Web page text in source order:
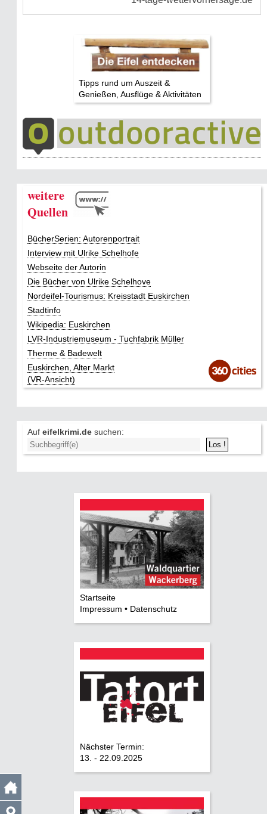
Tipps rund um Auszeit &
Genießen, Ausflüge & Aktivitäten
weitere
Quellen
BücherSerien: Autorenportrait
Interview mit Ulrike Schelhofe
Webseite der Autorin
Die Bücher von Ulrike Schelhove
Nordeifel-Tourismus: Kreisstadt Euskirchen
Stadtinfo
Wikipedia: Euskirchen
LVR-Industriemuseum - Tuchfabrik Müller
Therme & Badewelt
Euskirchen, Alter Markt
(VR-Ansicht)
Auf eifelkrimi.de suchen:
Startseite
Impressum • Datenschutz
Nächster Termin:
13. - 22.09.2025